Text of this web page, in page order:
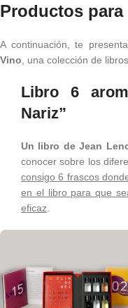
Productos
A continuación, te
Vino , una colección de
Libro 6
Nariz”
Un libro de Jean
conocer sobre los
consigo 6 frascos
en el libro para que
eficaz